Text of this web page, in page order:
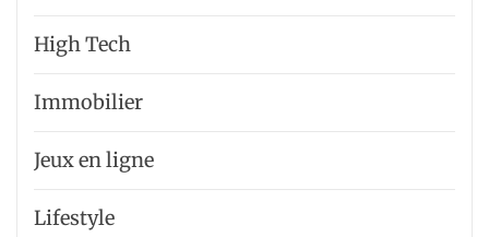
High Tech
Immobilier
Jeux en ligne
Lifestyle